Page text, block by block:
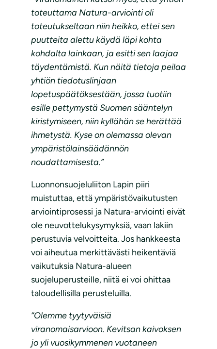
toteuttama Natura-arviointi oli
toteutukseltaan niin heikko, ettei sen
puutteita alettu käydä läpi kohta
kohdalta lainkaan, ja esitti sen laajaa
täydentämistä. Kun näitä tietoja peilaa
yhtiön tiedotuslinjaan
lopetuspäätöksestään, jossa tuotiin
esille pettymystä Suomen sääntelyn
kiristymiseen, niin kyllähän se herättää
ihmetystä. Kyse on olemassa olevan
ympäristölainsäädännön
noudattamisesta.”
Luonnonsuojeluliiton Lapin piiri
muistuttaa, että ympäristövaikutusten
arviointiprosessi ja Natura-arviointi eivät
ole neuvottelukysymyksiä, vaan lakiin
perustuvia velvoitteita. Jos hankkeesta
voi aiheutua merkittävästi heikentäviä
vaikutuksia Natura-alueen
suojeluperusteille, niitä ei voi ohittaa
taloudellisilla perusteluilla.
“Olemme tyytyväisiä
viranomaisarvioon. Kevitsan kaivoksen
jo yli vuosikymmenen vuotaneen